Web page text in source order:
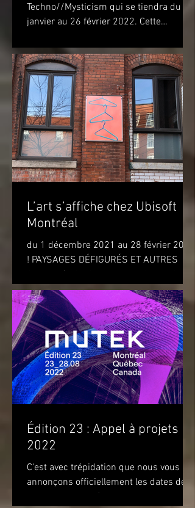
Techno//Mysticism qui se tiendra du 22
janvier au 26 février 2022. Cette
L’art s’affiche chez Ubisoft
Montréal
du 1 décembre 2021 au 28 février 2022
! PAYSAGES DÉFIGURÉS ET AUTRES
AND OTHER OBJECTS) de l'artiste...
Édition 23 : Appel à projets
2022
C'est avec trépidation que nous vous
annonçons officiellement les dates de